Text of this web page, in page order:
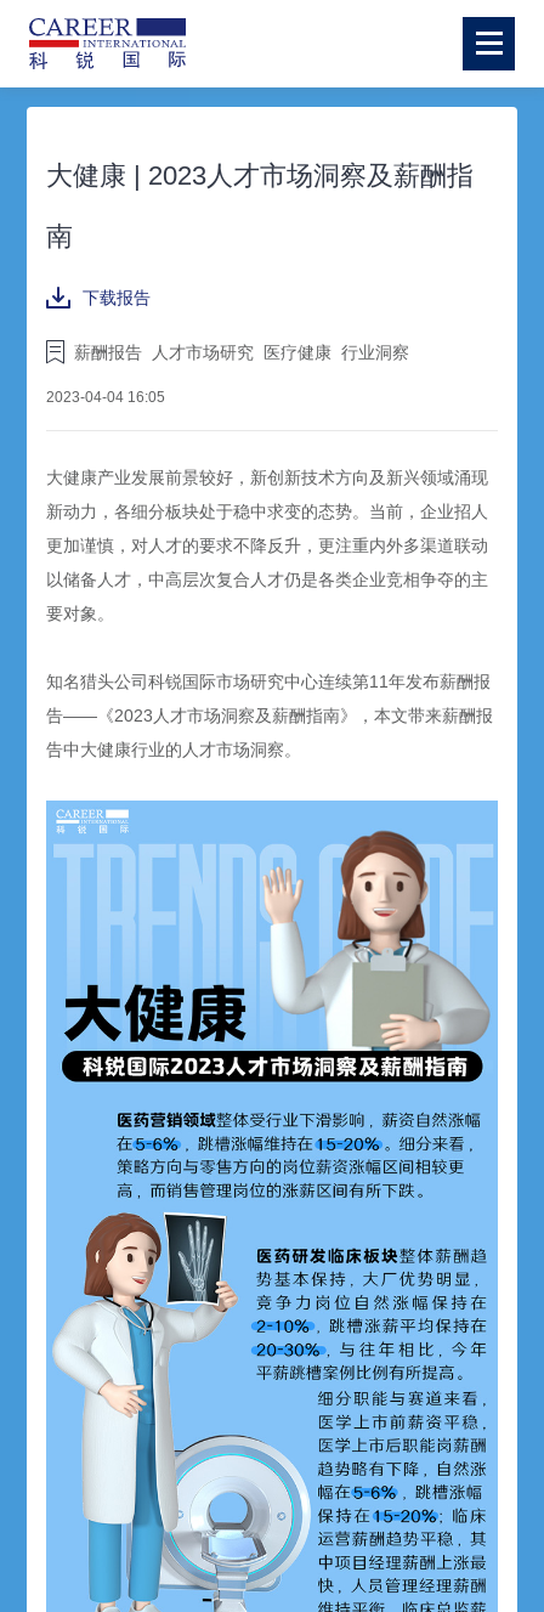
大健康 | 2023人才市场洞察及薪酬指
南
下载报告
薪酬报告 人才市场研究 医疗健康 行业洞察
2023-04-04 16:05
大健康产业发展前景较好，新创新技术方向及新兴领域涌现
新动力，各细分板块处于稳中求变的态势。当前，企业招人
更加谨慎，对人才的要求不降反升，更注重内外多渠道联动
以储备人才，中高层次复合人才仍是各类企业竞相争夺的主
要对象。
知名猎头公司科锐国际市场研究中心连续第11年发布薪酬报
告——《2023人才市场洞察及薪酬指南》，本文带来薪酬报
告中大健康行业的人才市场洞察。